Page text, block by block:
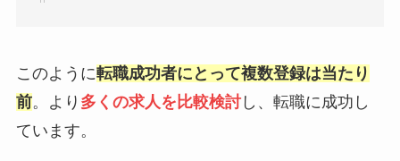
このように転職成功者にとって複数登録は当たり
前。より 多くの求人を比較検討し、転職に成功し
ています。